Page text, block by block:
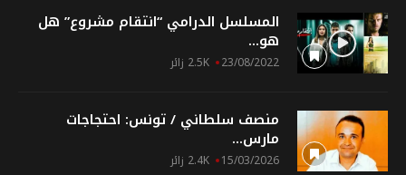
المسلسل الدرامي “انتقام مشروع” هل
هو...
23/08/2022 2.5K زائر
منصف سلطاني / تونس: احتجاجات
مارس...
15/03/2026 2.4K زائر